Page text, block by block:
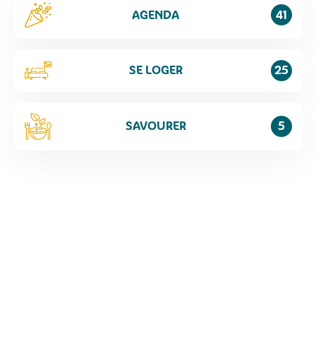
AGENDA 41
SE LOGER 25
SAVOURER 5